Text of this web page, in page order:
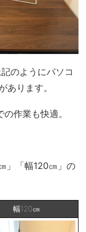
のようにパソコ
あります。
作業も快適。
」「幅120㎝」の
幅120㎝